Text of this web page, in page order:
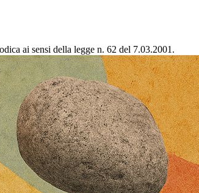
ai sensi della legge n. 62 del 7.03.2001.